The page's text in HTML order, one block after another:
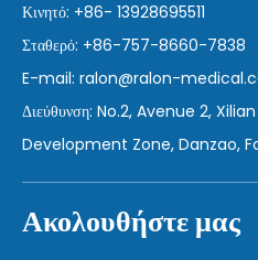
Κινητό: +86- 13928695511
Σταθερό: +86-757-8660-7838
E-mail: ralon@ralon-
Διεύθυνση: No.2, Avenue 2,
Development Zone, Danzao,
Ακολουθήστε μας